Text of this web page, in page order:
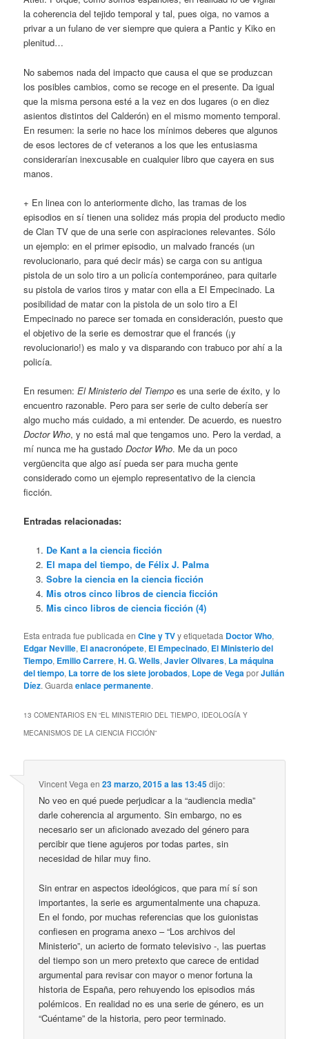
la coherencia del tejido temporal y tal, pues oiga, no vamos a
privar a un fulano de ver siempre que quiera a Pantic y Kiko en
plenitud…
No sabemos nada del impacto que causa el que se produzcan
los posibles cambios, como se recoge en el presente. Da igual
que la misma persona esté a la vez en dos lugares (o en diez
asientos distintos del Calderón) en el mismo momento temporal.
En resumen: la serie no hace los mínimos deberes que algunos
de esos lectores de cf veteranos a los que les entusiasma
considerarían inexcusable en cualquier libro que cayera en sus
manos.
+ En linea con lo anteriormente dicho, las tramas de los
episodios en sí tienen una solidez más propia del producto medio
de Clan TV que de una serie con aspiraciones relevantes. Sólo
un ejemplo: en el primer episodio, un malvado francés (un
revolucionario, para qué decir más) se carga con su antigua
pistola de un solo tiro a un policía contemporáneo, para quitarle
su pistola de varios tiros y matar con ella a El Empecinado. La
posibilidad de matar con la pistola de un solo tiro a El
Empecinado no parece ser tomada en consideración, puesto que
el objetivo de la serie es demostrar que el francés (¡y
revolucionario!) es malo y va disparando con trabuco por ahí a la
policía.
En resumen:El Ministerio del Tiempo es una serie de éxito, y lo
encuentro razonable. Pero para ser serie de culto debería ser
algo mucho más cuidado, a mi entender. De acuerdo, es nuestro
Doctor Who, y no está mal que tengamos uno. Pero la verdad, a
mí nunca me ha gustadoDoctor Who. Me da un poco
vergüencita que algo así pueda ser para mucha gente
considerado como un ejemplo representativo de la ciencia
ficción.
Entradas relacionadas:
De Kant a la ciencia ficción
El mapa del tiempo, de Félix J. Palma
Sobre la ciencia en la ciencia ficción
Mis otros cinco libros de ciencia ficción
Mis cinco libros de ciencia ficción (4)
Esta entrada fue publicada enCine y TVy etiquetada Doctor Who,
Edgar Neville, El anacronópete, El Empecinado, El Ministerio del
Tiempo, Emilio Carrere,H. G. Wells,Javier Olivares, La máquina
del tiempo, La torre de los siete jorobados, Lope de VegaporJulián
Díez. Guardaenlace permanente.
13 COMENTARIOS EN “EL MINISTERIO DEL TIEMPO, IDEOLOGÍA Y
MECANISMOS DE LA CIENCIA FICCIÓN”
Vincent Vegaen23 marzo, 2015 a las 13:45dijo:
No veo en qué puede perjudicar a la “audiencia media”
darle coherencia al argumento. Sin embargo, no es
necesario ser un aficionado avezado del género para
percibir que tiene agujeros por todas partes, sin
necesidad de hilar muy fino.
Sin entrar en aspectos ideológicos, que para mí sí son
importantes, la serie es argumentalmente una chapuza.
En el fondo, por muchas referencias que los guionistas
confiesen en programa anexo – “Los archivos del
Ministerio”, un acierto de formato televisivo -, las puertas
del tiempo son un mero pretexto que carece de entidad
argumental para revisar con mayor o menor fortuna la
historia de España, pero rehuyendo los episodios más
polémicos. En realidad no es una serie de género, es un
“Cuéntame” de la historia, pero peor terminado.